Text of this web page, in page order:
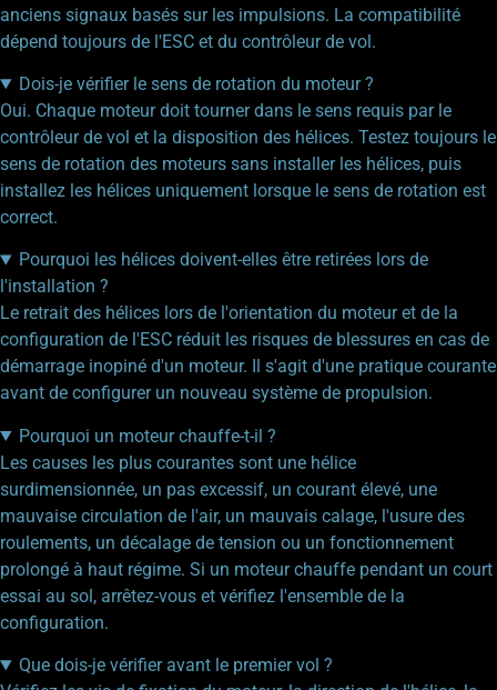
anciens signaux basés sur les impulsions. La compatibilité
dépend toujours de l'ESC et du contrôleur de vol.
Dois-je vérifier le sens de rotation du moteur ?
Oui. Chaque moteur doit tourner dans le sens requis par le
contrôleur de vol et la disposition des hélices. Testez toujours le
sens de rotation des moteurs sans installer les hélices, puis
installez les hélices uniquement lorsque le sens de rotation est
correct.
Pourquoi les hélices doivent-elles être retirées lors de
l'installation ?
Le retrait des hélices lors de l'orientation du moteur et de la
configuration de l'ESC réduit les risques de blessures en cas de
démarrage inopiné d'un moteur. Il s'agit d'une pratique courante
avant de configurer un nouveau système de propulsion.
Pourquoi un moteur chauffe-t-il ?
Les causes les plus courantes sont une hélice
surdimensionnée, un pas excessif, un courant élevé, une
mauvaise circulation de l'air, un mauvais calage, l'usure des
roulements, un décalage de tension ou un fonctionnement
prolongé à haut régime. Si un moteur chauffe pendant un court
essai au sol, arrêtez-vous et vérifiez l'ensemble de la
configuration.
Que dois-je vérifier avant le premier vol ?